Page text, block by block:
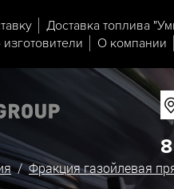
Доставка топлива
О компании
/Фракция газойлевая